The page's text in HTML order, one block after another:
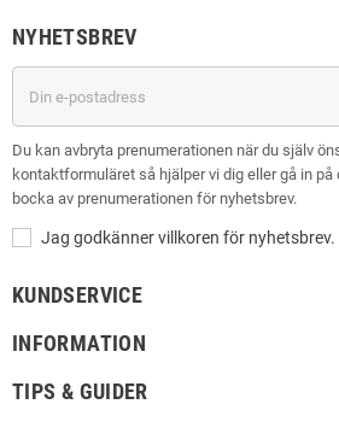
NYHETSBREV
Du kan avbryta prenumerationen när du själv
kontaktformuläret så hjälper vi dig eller gå in
bocka av prenumerationen för nyhetsbrev.
Jag godkänner villkoren för nyhetsbrev.
KUNDSERVICE
INFORMATION
TIPS & GUIDER